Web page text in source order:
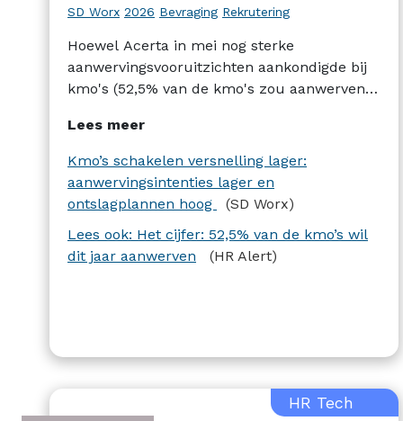
SD Worx 2026 Bevraging Rekrutering
Hoewel Acerta in mei nog sterke
aanwervingsvooruitzichten aankondigde bij
kmo's (52,5% van de kmo's zou aanwerven),
in zijn kwartaalbarometer: slechts een kwart
van de kmo's zou geneigd zijn om personeel
aan te werven, een daling die zich al vier
opeenvolgende kwartalen doorzet.
Lees meer
Kmo’s schakelen versnelling lager:
aanwervingsintenties lager en
ontslagplannen hoog
(SD Worx)
Lees ook: Het cijfer: 52,5% van de kmo’s wil
dit jaar aanwerven
(HR Alert)
HR Tech